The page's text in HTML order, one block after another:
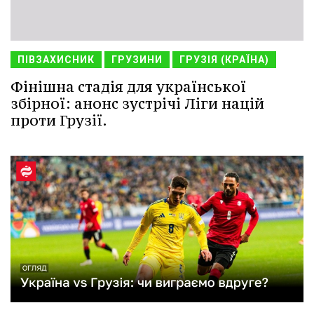
ПІВЗАХИСНИК ГРУЗИНИ ГРУЗІЯ (КРАЇНА)
Фінішна стадія для української
збірної: анонс зустрічі Ліги націй
проти Грузії.